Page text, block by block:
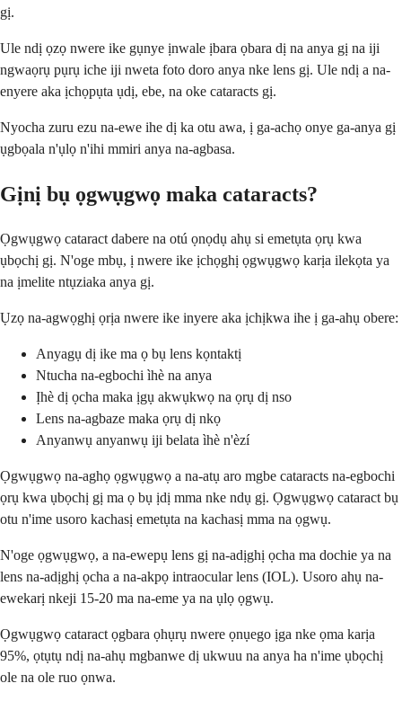
gị.
Ule ndị ọzọ nwere ike gụnye ịnwale ịbara ọbara dị na anya gị na iji
ngwaọrụ pụrụ iche iji nweta foto doro anya nke lens gị. Ule ndị a na-
enyere aka ịchọpụta ụdị, ebe, na oke cataracts gị.
Nyocha zuru ezu na-ewe ihe dị ka otu awa, ị ga-achọ onye ga-anya gị
ụgbọala n'ụlọ n'ihi mmiri anya na-agbasa.
Gịnị bụ ọgwụgwọ maka cataracts?
Ọgwụgwọ cataract dabere na otú ọnọdụ ahụ si emetụta ọrụ kwa
ụbọchị gị. N'oge mbụ, ị nwere ike ịchọghị ọgwụgwọ karịa ilekọta ya
na ịmelite ntụziaka anya gị.
Ụzọ na-agwọghị ọrịa nwere ike inyere aka ịchịkwa ihe ị ga-ahụ obere:
Anyagụ dị ike ma ọ bụ lens kọntaktị
Ntucha na-egbochi ìhè na anya
Ịhè dị ọcha maka ịgụ akwụkwọ na ọrụ dị nso
Lens na-agbaze maka ọrụ dị nkọ
Anyanwụ anyanwụ iji belata ìhè n'èzí
Ọgwụgwọ na-aghọ ọgwụgwọ a na-atụ aro mgbe cataracts na-egbochi
ọrụ kwa ụbọchị gị ma ọ bụ ịdị mma nke ndụ gị. Ọgwụgwọ cataract bụ
otu n'ime usoro kachasị emetụta na kachasị mma na ọgwụ.
N'oge ọgwụgwọ, a na-ewepụ lens gị na-adịghị ọcha ma dochie ya na
lens na-adịghị ọcha a na-akpọ intraocular lens (IOL). Usoro ahụ na-
ewekarị nkeji 15-20 ma na-eme ya na ụlọ ọgwụ.
Ọgwụgwọ cataract ọgbara ọhụrụ nwere ọnụego ịga nke ọma karịa
95%, ọtụtụ ndị na-ahụ mgbanwe dị ukwuu na anya ha n'ime ụbọchị
ole na ole ruo ọnwa.